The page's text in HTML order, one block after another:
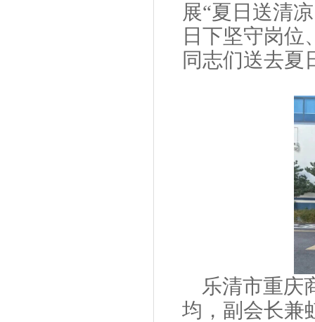
展“夏日送清
日下坚守岗位
同志们送去夏
乐清市重庆
均，副会长兼